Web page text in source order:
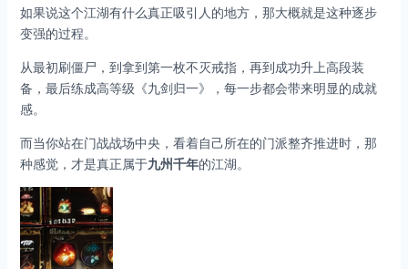
如果说这个江湖有什么真正吸引人的地方，那大概就是这种逐步
变强的过程。
从最初刷僵尸，到拿到第一枚不灭戒指，再到成功升上高段装
备，最后练成高等级《九剑归一》，每一步都会带来明显的成就
感。
而当你站在门战战场中央，看着自己所在的门派整齐推进时，那
种感觉，才是真正属于九州千年的江湖。